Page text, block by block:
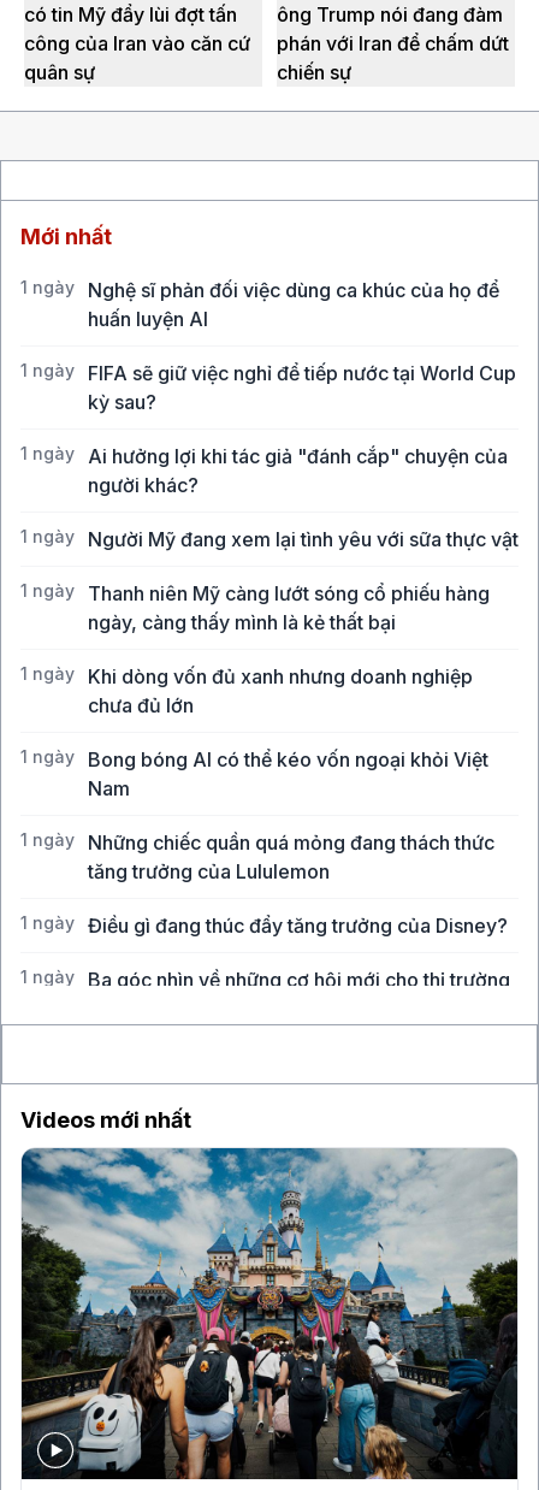
có tin Mỹ đẩy lùi đợt tấn
công của Iran vào căn cứ
quân sự
ông Trump nói đang đàm
phán với Iran để chấm dứt
chiến sự
Mới nhất
1 ngày
Nghệ sĩ phản đối việc dùng ca khúc của họ để
huấn luyện AI
1 ngày
FIFA sẽ giữ việc nghỉ để tiếp nước tại World Cup
kỳ sau?
1 ngày
Ai hưởng lợi khi tác giả "đánh cắp" chuyện của
người khác?
1 ngày Người Mỹ đang xem lại tình yêu với sữa thực vật
1 ngày
Thanh niên Mỹ càng lướt sóng cổ phiếu hàng
ngày, càng thấy mình là kẻ thất bại
1 ngày
Khi dòng vốn đủ xanh nhưng doanh nghiệp
chưa đủ lớn
1 ngày
Bong bóng AI có thể kéo vốn ngoại khỏi Việt
Nam
1 ngày
Những chiếc quần quá mỏng đang thách thức
tăng trưởng của Lululemon
1 ngày Điều gì đang thúc đẩy tăng trưởng của Disney?
1 ngày
Ba góc nhìn về những cơ hội mới cho thị trường
Videos mới nhất